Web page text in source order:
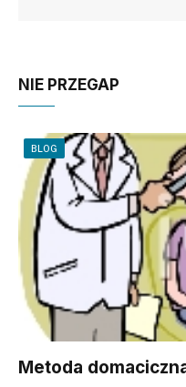
NIE PRZEGAP
BLOG
Metoda